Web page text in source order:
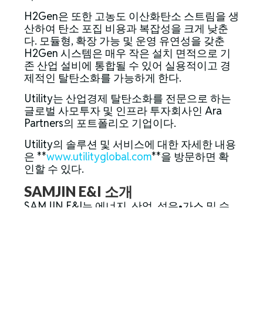
H2Gen은 또한 고농도 이산화탄소 스트림을 생
산하여 탄소 포집 비용과 복잡성을 크게 낮춘
다. 모듈형, 확장 가능 및 운영 유연성을 갖춘
H2Gen 시스템은 매우 작은 설치 면적으로 기
존 산업 설비에 통합될 수 있어 실용적이고 경
제적인 탈탄소화를 가능하게 한다.
Utility는 산업경제 탈탄소화를 전문으로 하는
글로벌 사모투자 및 인프라 투자회사인 Ara
Partners의 포트폴리오 기업이다.
Utility의 솔루션 및 서비스에 대한 자세한 내용
은 **www.utilityglobal.com**을 방문하면 확
인할 수 있다.
SAMJIN E&I 소개
SAMJIN E&I는 에너지, 산업, 석유•가스 및 수